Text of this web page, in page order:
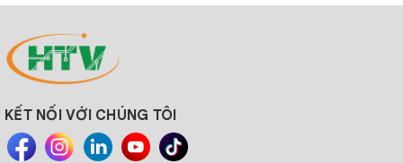
KẾT NỐI VỚI CHÚNG TÔI